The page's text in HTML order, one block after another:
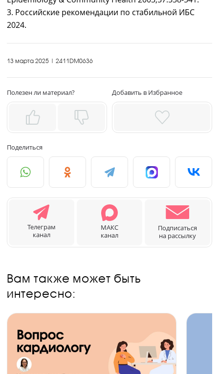
3. Российские рекомендации по стабильной ИБС
2024.
13 марта 2025 | 2411DM0636
Полезен ли материал? Добавить в Избранное
Поделиться
Телеграм
канал
МАКС
канал
Подписаться
на рассылку
Вам также может быть
интересно: